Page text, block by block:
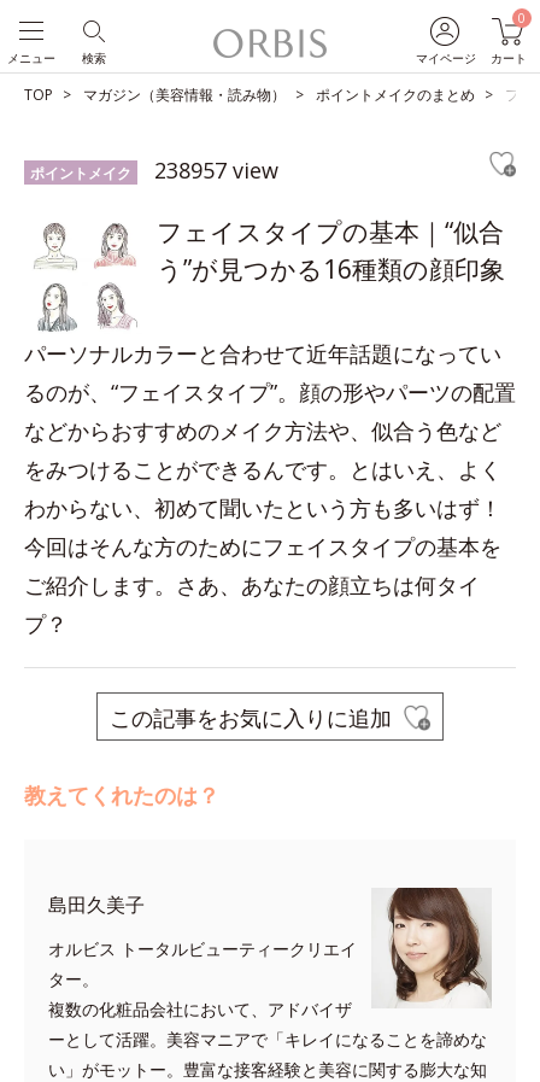
マイページ
0
カート
検索
メニュー
TOP マガジン（美容情報・読み物） ポイントメイクのまとめ フェ
ポイントメイク 238957 view
フェイスタイプの基本｜“似合
う”が見つかる16種類の顔印象
パーソナルカラーと合わせて近年話題になってい
るのが、“フェイスタイプ”。顔の形やパーツの配置
などからおすすめのメイク方法や、似合う色など
をみつけることができるんです。とはいえ、よく
わからない、初めて聞いたという方も多いはず！
今回はそんな方のためにフェイスタイプの基本を
ご紹介します。さあ、あなたの顔立ちは何タイ
プ？
この記事をお気に入りに追加
教えてくれたのは？
島田久美子
オルビス トータルビューティークリエイ
ター。
複数の化粧品会社において、アドバイザ
ーとして活躍。美容マニアで「キレイになることを諦めな
い」がモットー。豊富な接客経験と美容に関する膨大な知